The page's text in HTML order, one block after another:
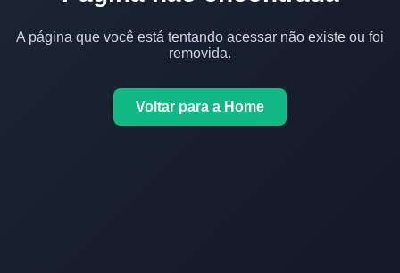
A página que você está tentando acessar não existe ou foi
removida.
Voltar para a Home